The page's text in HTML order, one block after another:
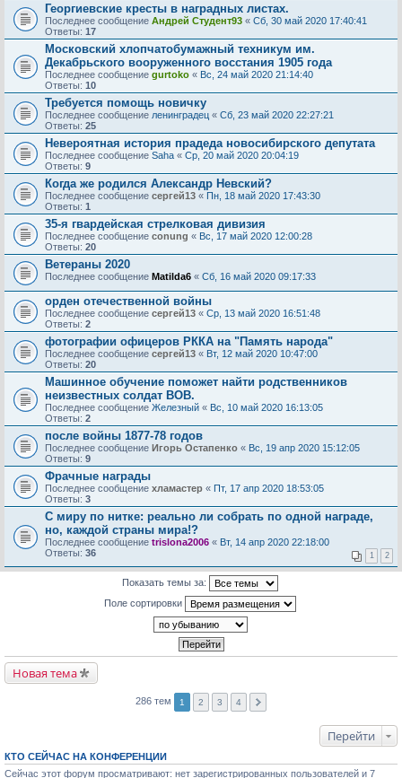
Георгиевские кресты в наградных листах.
Последнее сообщение Андрей Студент93 « Сб, 30 май 2020 17:40:41
Ответы: 17
Московский хлопчатобумажный техникум им.
Декабрьского вооруженного восстания 1905 года
Последнее сообщение gurtoko « Вс, 24 май 2020 21:14:40
Ответы: 10
Требуется помощь новичку
Последнее сообщение ленинградец « Сб, 23 май 2020 22:27:21
Ответы: 25
Невероятная история прадеда новосибирского депутата
Последнее сообщение Saha « Ср, 20 май 2020 20:04:19
Ответы: 9
Когда же родился Александр Невский?
Последнее сообщение сергей13 « Пн, 18 май 2020 17:43:30
Ответы: 1
35-я гвардейская стрелковая дивизия
Последнее сообщение conung « Вс, 17 май 2020 12:00:28
Ответы: 20
Ветераны 2020
Последнее сообщение Matilda6 « Сб, 16 май 2020 09:17:33
орден отечественной войны
Последнее сообщение сергей13 « Ср, 13 май 2020 16:51:48
Ответы: 2
фотографии офицеров РККА на "Память народа"
Последнее сообщение сергей13 « Вт, 12 май 2020 10:47:00
Ответы: 20
Машинное обучение поможет найти родственников
неизвестных солдат ВОВ.
Последнее сообщение Железный « Вс, 10 май 2020 16:13:05
Ответы: 2
после войны 1877-78 годов
Последнее сообщение Игорь Остапенко « Вс, 19 апр 2020 15:12:05
Ответы: 9
Фрачные награды
Последнее сообщение хламастер « Пт, 17 апр 2020 18:53:05
Ответы: 3
С миру по нитке: реально ли собрать по одной награде,
но, каждой страны мира!?
Последнее сообщение trislona2006 « Вт, 14 апр 2020 22:18:00
Ответы: 36 1 2
Показать темы за:
Поле сортировки
Новая тема
286 тем 1 2 3 4
Перейти
КТО СЕЙЧАС НА КОНФЕРЕНЦИИ
Сейчас этот форум просматривают: нет зарегистрированных пользователей и 7